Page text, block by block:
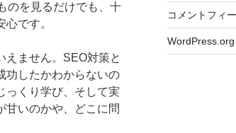
のを見るだけでも、十
です。
えません。SEO対策と
功したかわからないの
っくり学び、そして実
甘いのかや、どこに問
コメントフィ
WordPress.org